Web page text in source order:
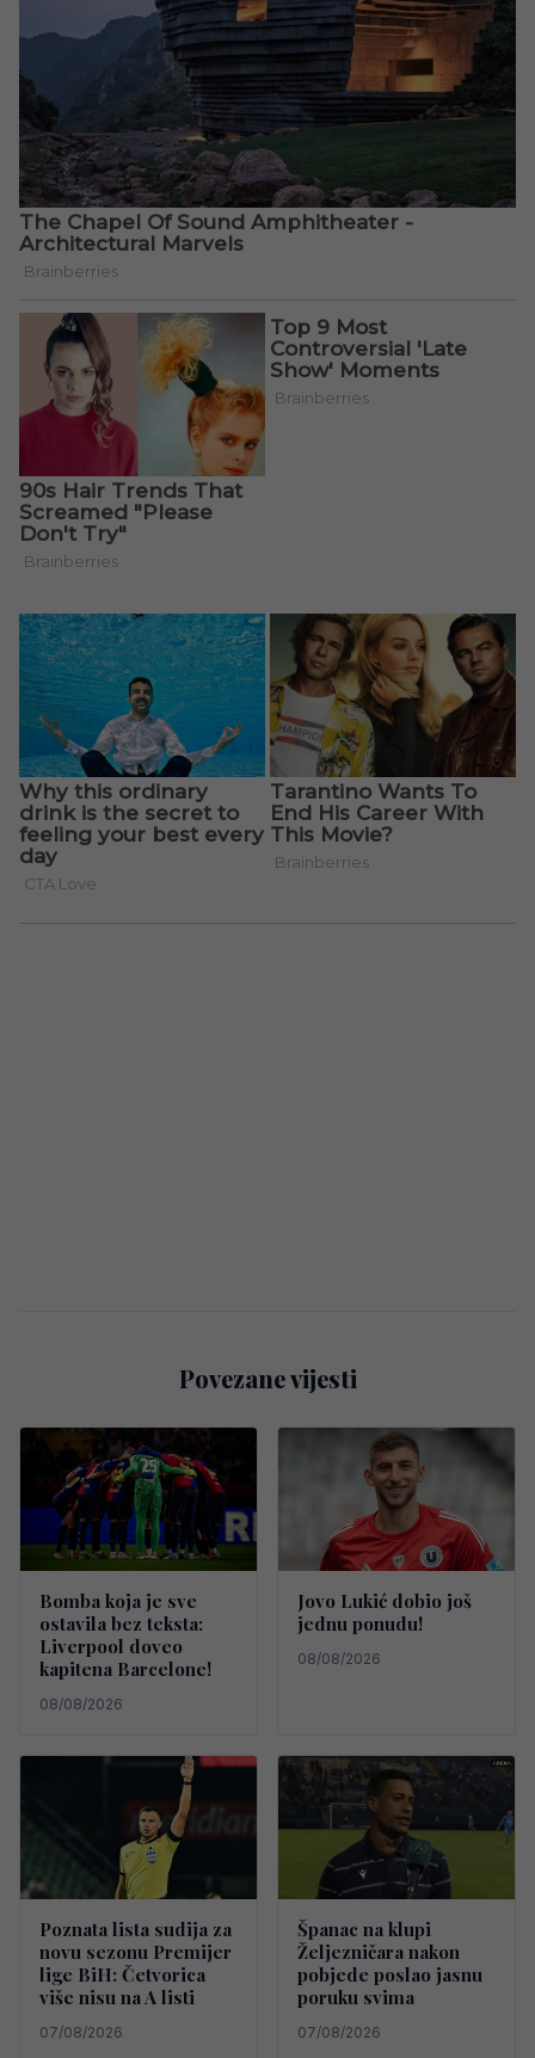
Povezane vijesti
Bomba koja je sve
ostavila bez teksta:
Liverpool doveo
kapitena Barcelone!
08/08/2026
Jovo Lukić dobio još
jednu ponudu!
08/08/2026
Poznata lista sudija za
novu sezonu Premijer
lige BiH: Četvorica
više nisu na A listi
07/08/2026
Španac na klupi
Željezničara nakon
pobjede poslao jasnu
poruku svima
07/08/2026